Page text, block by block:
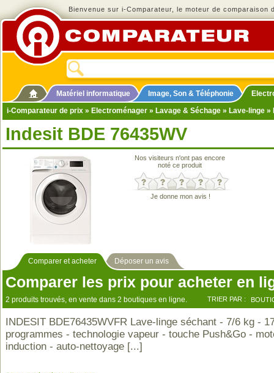
Bienvenue sur i-Comparateur, le moteur de comparaison
Matériel informatique Image, Son & Téléphonie
i-Comparateur de prix » Electroménager » Lavage & Séchage » Lave-linge »
Indesit BDE 76435WV
Nos visiteurs n'ont pas encore
noté ce produit
Je donne mon avis !
Comparer et acheter Déposer un avis
Comparer les prix pour acheter en
2 produits trouvés, en vente dans 2 boutiques en ligne. TRIER PAR :
INDESIT BDE76435WVFR Lave-linge séchant - 7/6 kg -
programmes - technologie vapeur - touche Push&Go -
induction - auto-nettoyage [...]